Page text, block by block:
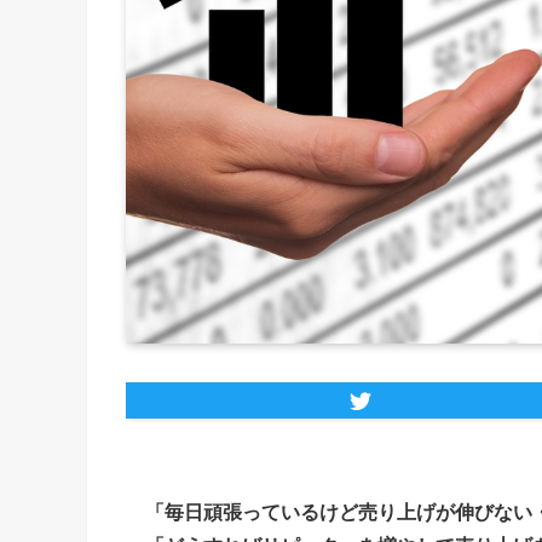
「毎日頑張っているけど売り上げが伸びない